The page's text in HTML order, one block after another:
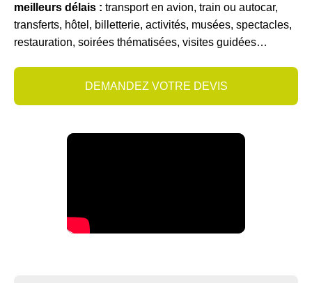
meilleurs délais : transport en avion, train ou autocar,
transferts, hôtel, billetterie, activités, musées, spectacles,
restauration, soirées thématisées, visites guidées…
DEMANDEZ VOTRE DEVIS